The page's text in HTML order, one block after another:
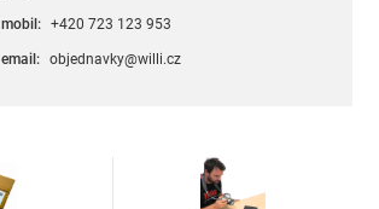
mobil: +420 723 123 953
email: objednavky@willi.cz